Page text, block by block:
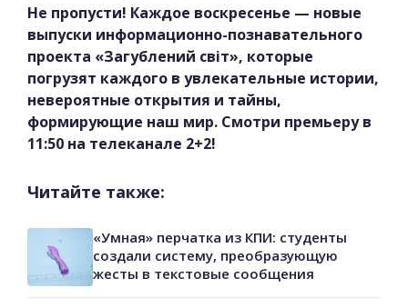
Не пропусти! Каждое воскресенье — новые
выпуски информационно-познавательного
проекта «Загублений світ», которые
погрузят каждого в увлекательные истории,
невероятные открытия и тайны,
формирующие наш мир. Смотри премьеру в
11:50 на телеканале 2+2!
Читайте также:
«Умная» перчатка из КПИ: студенты
создали систему, преобразующую
жесты в текстовые сообщения